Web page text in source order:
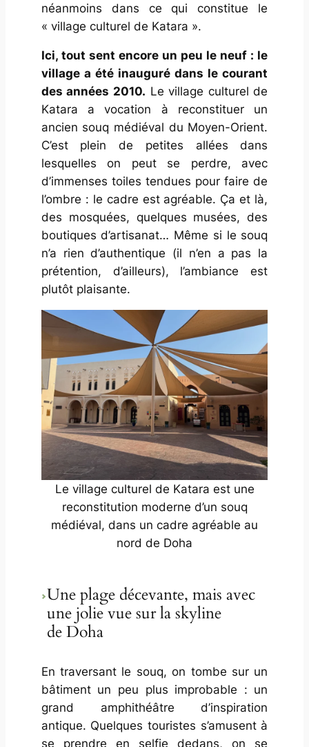
néanmoins dans ce qui constitue le
« village culturel de Katara ».
Ici, tout sent encore un peu le neuf : le
village a été inauguré dans le courant
des années 2010. Le village culturel de
Katara a vocation à reconstituer un
ancien souq médiéval du Moyen-Orient.
C’est plein de petites allées dans
lesquelles on peut se perdre, avec
d’immenses toiles tendues pour faire de
l’ombre : le cadre est agréable. Ça et là,
des mosquées, quelques musées, des
boutiques d’artisanat… Même si le souq
n’a rien d’authentique (il n’en a pas la
prétention, d’ailleurs), l’ambiance est
plutôt plaisante.
Le village culturel de Katara est une
reconstitution moderne d’un souq
médiéval, dans un cadre agréable au
nord de Doha
Une plage décevante, mais avec
une jolie vue sur la skyline
de Doha
En traversant le souq, on tombe sur un
bâtiment un peu plus improbable : un
grand amphithéâtre d’inspiration
antique. Quelques touristes s’amusent à
se prendre en selfie dedans, on se